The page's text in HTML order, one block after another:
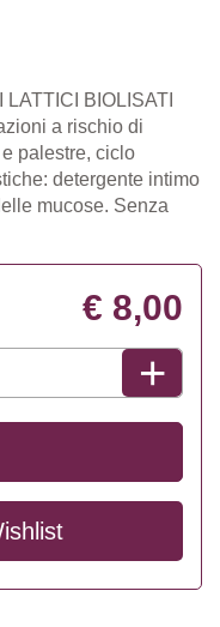
BIOLISATI
a rischio di
palestre, ciclo
detergente intimo
mucose. Senza
€ 8,00
+